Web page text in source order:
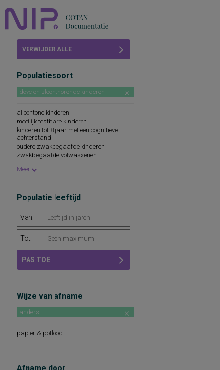
VERWIJDER ALLE
Populatiesoort
dove en slechthorende kinderen
allochtone kinderen
moeilijk testbare kinderen
kinderen tot 8 jaar met een cognitieve
achterstand
oudere zwakbegaafde kinderen
zwakbegaafde volwassenen
basisonderwijs
Meer
Populatie leeftijd
Van:
Tot:
PAS TOE
Wijze van afname
anders
papier & potlood
Afname door